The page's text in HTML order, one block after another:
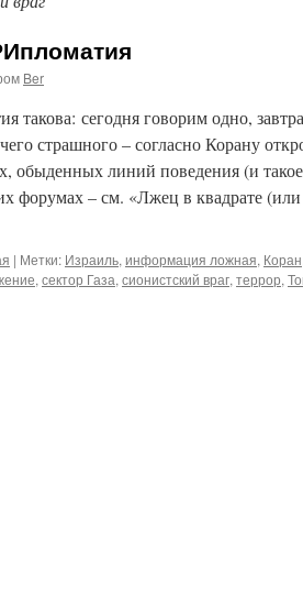
Ber
такова: сегодня говорим одно,
страшного – согласно Корану
обыденных линий поведения (и
форумах – см. «Лжец в квадрате
| Метки: Израиль, информация ложная, Коран
, сектор Газа, сионистский враг, террор,